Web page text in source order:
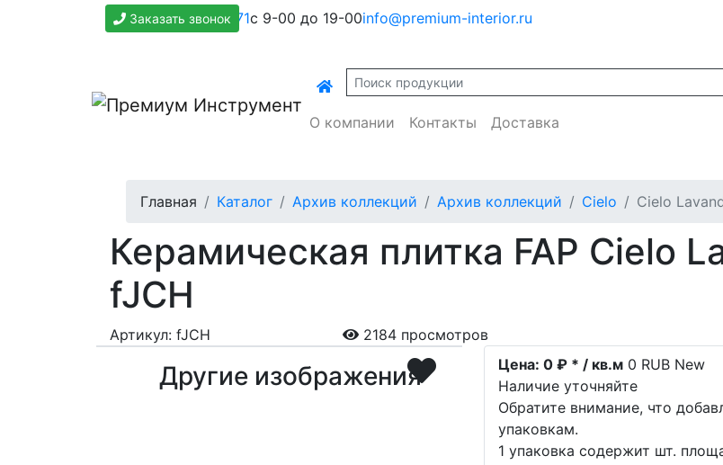
+7(800)500-1271с 9-00 до 19-00info@premium-interior.ru
Заказать звонок
О компании Контакты Доставка
Главная Каталог Архив коллекций Архив коллекций Cielo Cielo
Керамическая плитка FAP Cielo
fJCH
Артикул: fJCH 2184 просмотров
Другие изображения Цена: 0 ₽ * / кв.м 0 RUB New
Наличие уточняйте
Обратите внимание, что
упаковкам.
1 упаковка содержит шт.